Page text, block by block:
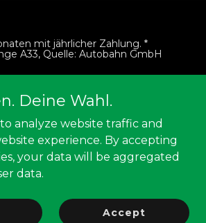
mit jährlicher Zahlung. *
A33, Quelle: Autobahn GmbH
20FOUR7 GmbH. '20FOUR7' ist ein
der 20FOUR7 GmbH. Alle
Rechte vorbehalten.
Deine Wahl.
analyze website traffic and
experience. By accepting
your data will be aggregated
data.
Accept